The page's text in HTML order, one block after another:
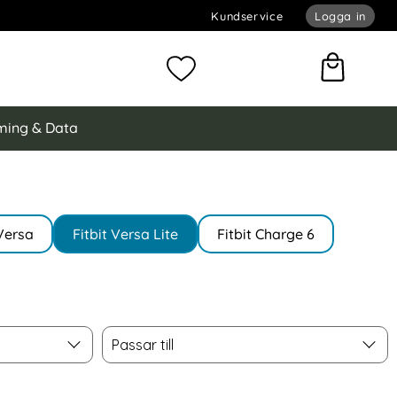
Kundservice Logga in
sökning Mina favoriter
& Data
Fitbit Versa Lite Fitbit Charge 6
Passar till
Passar till